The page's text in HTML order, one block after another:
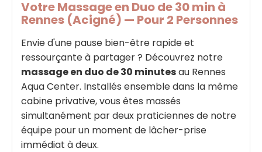
Votre Massage en Duo de 30 min à
Rennes (Acigné) — Pour 2 Personnes
Envie d'une pause bien-être rapide et
ressourçante à partager ? Découvrez notre
massage en duo de 30 minutesau Rennes
Aqua Center. Installés ensemble dans la même
cabine privative, vous êtes massés
simultanément par deux praticiennes de notre
équipe pour un moment de lâcher-prise
immédiat à deux.